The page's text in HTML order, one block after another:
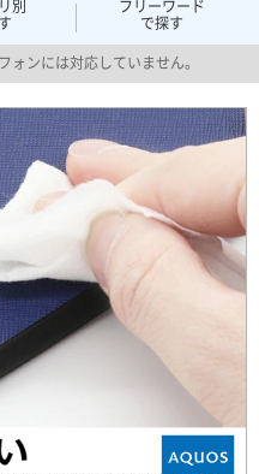
別
フリーワード
で探す
ォンには対応していません。